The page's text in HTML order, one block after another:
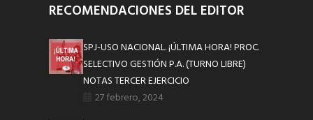
RECOMENDACIONES DEL EDITOR
SPJ-USO NACIONAL. ¡ÚLTIMA HORA! PROC.
SELECTIVO GESTIÓN P.A. (TURNO LIBRE)
NOTAS TERCER EJERCICIO
27 febrero, 2024